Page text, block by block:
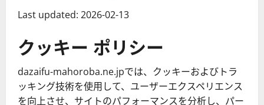
Last updated: 2026-02-13
クッキー ポリシー
dazaifu-mahoroba.ne.jpでは、クッキーおよびトラ
ッキング技術を使用して、ユーザーエクスペリエンス
を向上させ、サイトのパフォーマンスを分析し、パー